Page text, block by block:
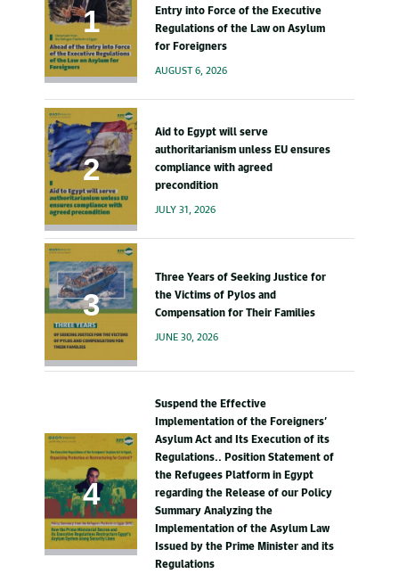
Entry into Force of the Executive
Regulations of the Law on Asylum
for Foreigners
AUGUST 6, 2026
Aid to Egypt will serve
authoritarianism unless EU ensures
compliance with agreed
precondition
JULY 31, 2026
Three Years of Seeking Justice for
the Victims of Pylos and
Compensation for Their Families
JUNE 30, 2026
Suspend the Effective
Implementation of the Foreigners’
Asylum Act and Its Execution of its
Regulations.. Position Statement of
the Refugees Platform in Egypt
regarding the Release of our Policy
Summary Analyzing the
Implementation of the Asylum Law
Issued by the Prime Minister and its
Regulations